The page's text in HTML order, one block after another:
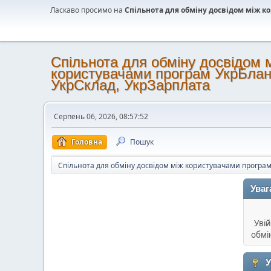
Ласкаво просимо на Спільнота для обміну досвідом між
Спільнота для обміну досвідом
користувачами програм
УкрСклад, УкрЗарплата
Серпень 06, 2026, 08:57:52
Головна Пошук
Спільнота для обміну досвідом між користувачами